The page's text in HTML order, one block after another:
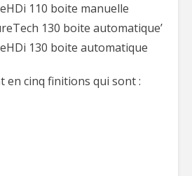
110 boite manuelle
130 boite automatique’
130 boite automatique
en cinq finitions qui sont :